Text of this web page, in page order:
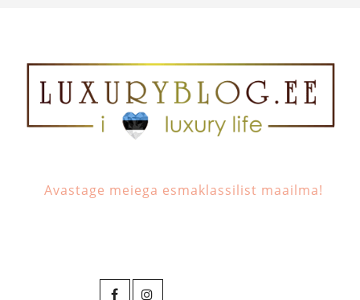
Avastage meiega esmaklassilist maailma!